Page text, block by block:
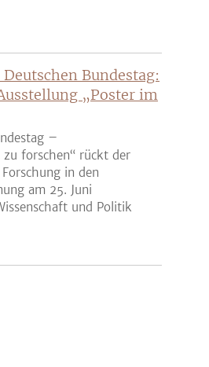
Bundestag:
„Poster im
–
forschen“ rückt der
in den
am 25. Juni
und Politik